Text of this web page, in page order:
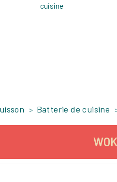
cuisine
Batterie de cuisine